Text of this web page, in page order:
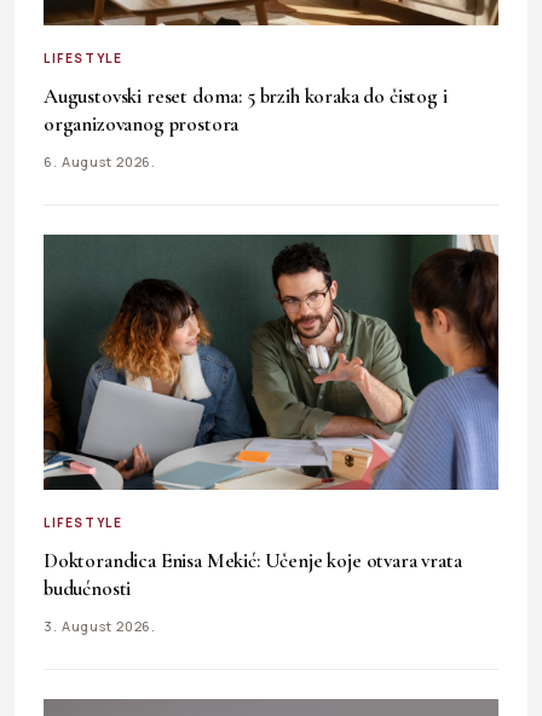
LIFESTYLE
Augustovski reset doma: 5 brzih koraka do čistog i
organizovanog prostora
6. August 2026.
LIFESTYLE
Doktorandica Enisa Mekić: Učenje koje otvara vrata
budućnosti
3. August 2026.